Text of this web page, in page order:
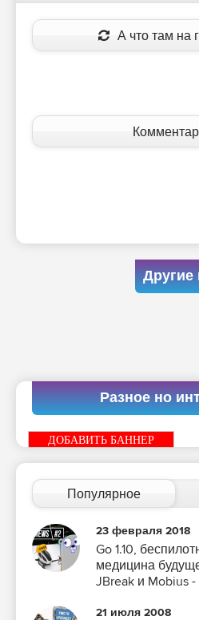
А что там на
Другие
Разное но
ДОБАВИТЬ БАННЕР
Популярное
23 февраля 2018
Go 1.10,
медицина
JBreak и Mobius -
21 июля 2008